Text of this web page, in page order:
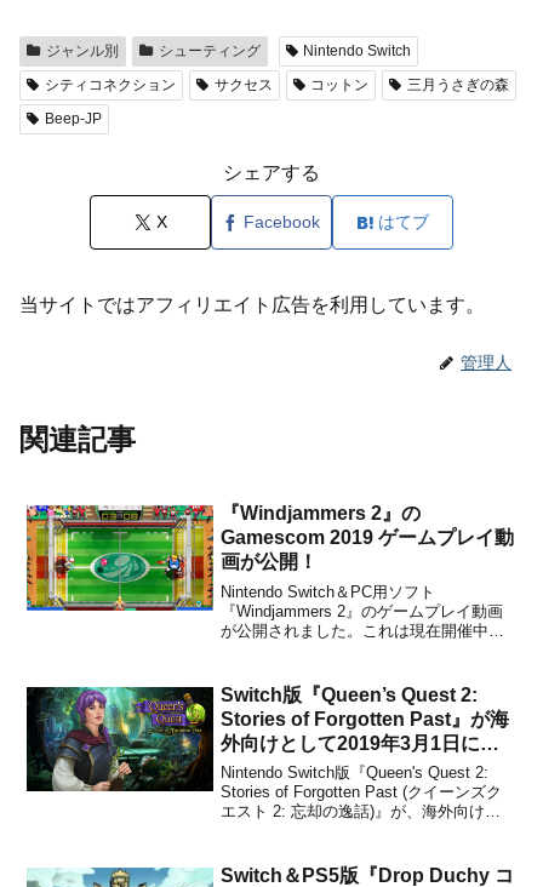
ジャンル別 シューティング
Nintendo Switch
シティコネクション
サクセス コットン
三月うさぎの森
Beep-JP
シェアする
X Facebook はてブ
当サイトではアフィリエイト広告を利用しています。
管理人
関連記事
『Windjammers 2』の
Gamescom 2019 ゲームプレイ動
画が公開！
Nintendo Switch＆PC用ソフト
『Windjammers 2』のゲームプレイ動画
が公開されました。これは現在開催中の
みてください。
Switch版『Queen’s Quest 2:
Stories of Forgotten Past』が海
外向けとして2019年3月1日に配
信決定！ポイント＆クリックタイ
プのパズルアドベンチャーゲーム
Nintendo Switch版『Queen's Quest 2:
Stories of Forgotten Past (クイーンズク
エスト 2: 忘却の逸話)』が、海外向けと
に設定されています。...
Switch＆PS5版『Drop Duchy コ